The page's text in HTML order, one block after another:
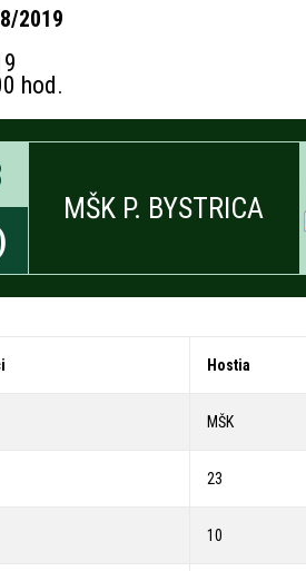
2019
hod.
MŠK P. BYSTRICA
Hostia
MŠK
23
10